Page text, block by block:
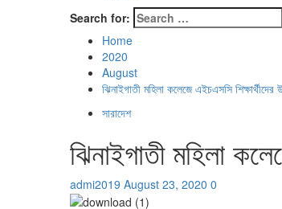
Search for:
Home
2020
August
ঝিনাইগাতী মহিলা কলেজে এইচএসসি
সারাদেশ
ঝিনাইগাতী মহিলা
admi2019 August 23, 2020 0